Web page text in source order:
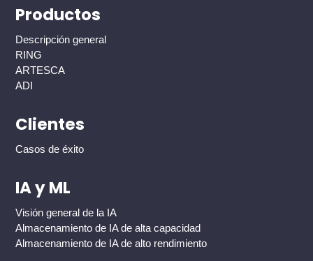
Productos
Descripción general
RING
ARTESCA
ADI
Clientes
Casos de éxito
IA y ML
Visión general de la IA
Almacenamiento de IA de alta capacidad
Almacenamiento de IA de alto rendimiento